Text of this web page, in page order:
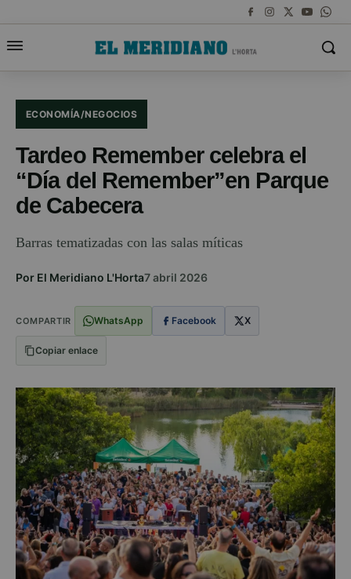
ECONOMÍA/NEGOCIOS
Tardeo Remember celebra el
“Día del Remember”en Parque
de Cabecera
Barras tematizadas con las salas míticas
Por El Meridiano L'Horta7 abril 2026
COMPARTIR WhatsApp Facebook X
Copiar enlace